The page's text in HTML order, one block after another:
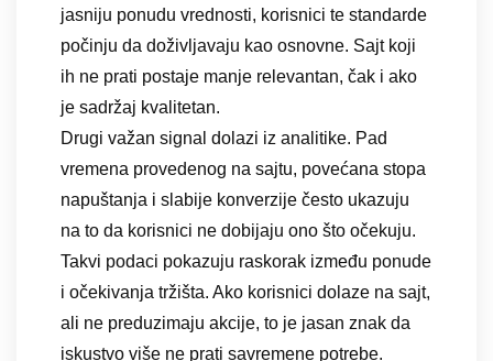
jasniju ponudu vrednosti, korisnici te standarde
počinju da doživljavaju kao osnovne. Sajt koji
ih ne prati postaje manje relevantan, čak i ako
je sadržaj kvalitetan.
Drugi važan signal dolazi iz analitike. Pad
vremena provedenog na sajtu, povećana stopa
napuštanja i slabije konverzije često ukazuju
na to da korisnici ne dobijaju ono što očekuju.
Takvi podaci pokazuju raskorak između ponude
i očekivanja tržišta. Ako korisnici dolaze na sajt,
ali ne preduzimaju akcije, to je jasan znak da
iskustvo više ne prati savremene potrebe.